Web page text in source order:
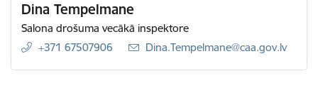
Dina Tempelmane
Salona drošuma vecākā inspektore
+371 67507906
E-pasts:
Dina.Tempelmane@caa.gov.lv